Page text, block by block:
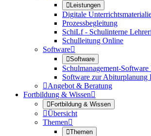
Leistungen
Digitale
Prozessbegleitung
SchiLf - Schulinterne
Schulleitung Online
Software
Software
Schulmanagement-Software
Software zur Abiturplanung
Angebot & Beratung
Fortbildung & Wissen
Fortbildung & Wissen
Übersicht
Themen
Themen